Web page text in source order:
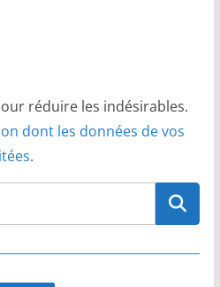
réduire les indésirables.
dont les données de vos
.